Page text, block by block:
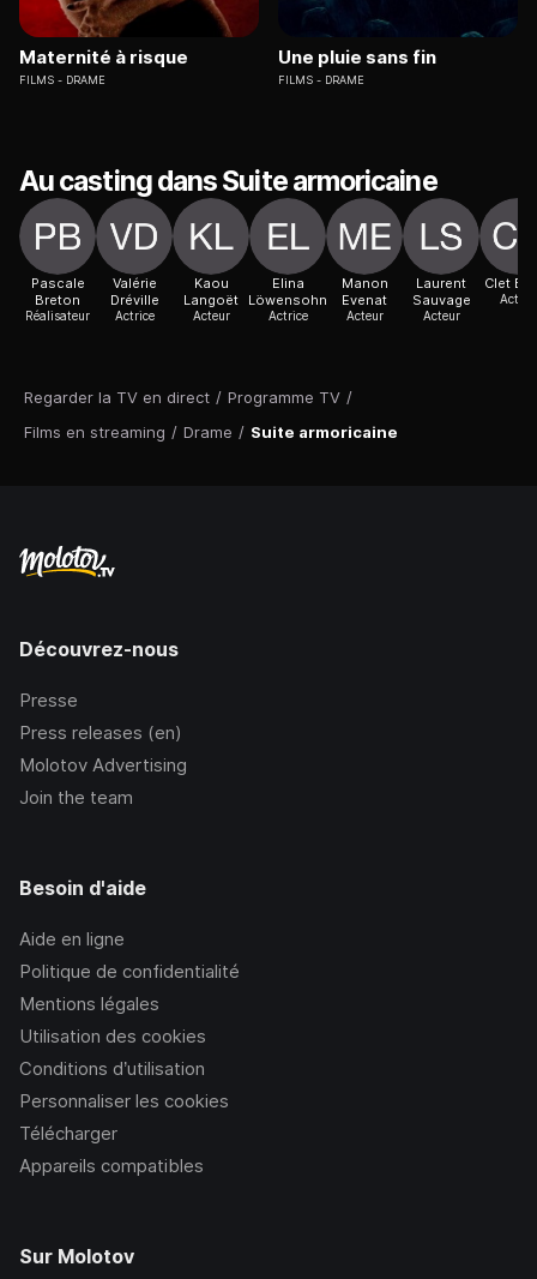
Regarder la TV en direct / Programme TV /
Films en streaming / Drame / Suite armoricaine
Maternité à risque
FILMS DRAME
Une pluie sans fin
FILMS DRAME
Au casting dans Suite armoricaine
Pascale
Breton
Réalisateur
Valérie
Dréville
Actrice
Kaou
Langoët
Acteur
Elina
Löwensohn
Actrice
Manon
Evenat
Acteur
Laurent
Sauvage
Acteur
Clet
Acteur
Découvrez-nous
Presse
Press releases (en)
Molotov Advertising
Join the team
Besoin d'aide
Aide en ligne
Politique de confidentialité
Mentions légales
Utilisation des cookies
Conditions d’utilisation
Personnaliser les cookies
Télécharger
Appareils compatibles
Sur Molotov